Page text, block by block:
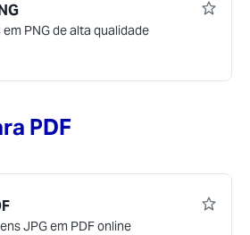
PNG de alta qualidade
PDF
JPG em PDF online